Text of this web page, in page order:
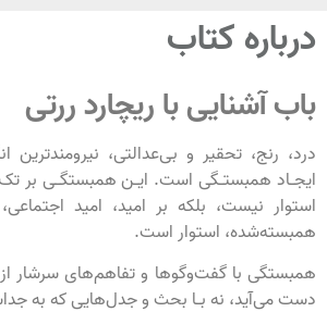
درباره کتاب
باب آشنایی با ریچارد ررتی
درد، رنج، تحقیر و بی‌عدالتی، نیرومندترین
ایجـاد همبستـگی است. ایـن همبستگـی بر
استوار نیست، بلکه بر امید، امید
همبسته‌شده، استوار است.
همبستگی با گفت‌و‌گوها و تفاهم‌های سرشار
دست می‌آید، نه بـا بحث و جدل‌هایی که به